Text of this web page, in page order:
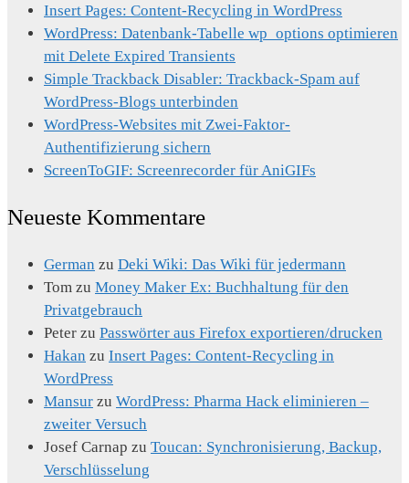
Insert Pages: Content-Recycling in WordPress
WordPress: Datenbank-Tabelle wp_options optimieren
mit Delete Expired Transients
Simple Trackback Disabler: Trackback-Spam auf
WordPress-Blogs unterbinden
WordPress-Websites mit Zwei-Faktor-
Authentifizierung sichern
ScreenToGIF: Screenrecorder für AniGIFs
Neueste Kommentare
German zu Deki Wiki: Das Wiki für jedermann
Tom zu Money Maker Ex: Buchhaltung für den
Privatgebrauch
Peter zu Passwörter aus Firefox exportieren/drucken
Hakan zu Insert Pages: Content-Recycling in
WordPress
Mansur zu WordPress: Pharma Hack eliminieren –
zweiter Versuch
Josef Carnap zu Toucan: Synchronisierung, Backup,
Verschlüsselung